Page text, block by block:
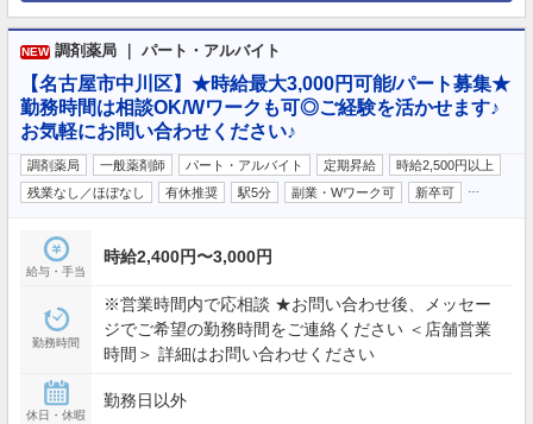
NEW 調剤薬局 ｜ パート・アルバイト
【名古屋市中川区】★時給最大3,000円可能/パート募集★
勤務時間は相談OK/Wワークも可◎ご経験を活かせます♪
お気軽にお問い合わせください♪
調剤薬局 一般薬剤師 パート・アルバイト 定期昇給
時給2,500円以上
残業なし／ほぼなし
有休推奨 駅5分 副業・Wワーク可 新卒可
給与・手当
時給2,400円〜3,000円
勤務時間
※営業時間内で応相談 ★お問い合わせ後、メッセー
ジでご希望の勤務時間をご連絡ください ＜店舗営業
時間＞ 詳細はお問い合わせください
休日・休暇
勤務日以外